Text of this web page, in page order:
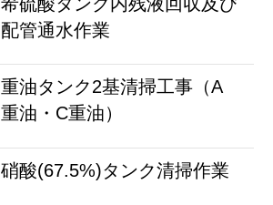
配管通水作業
重油タンク2基清掃工事（A
重油・C重油）
硝酸(67.5%)タンク清掃作業